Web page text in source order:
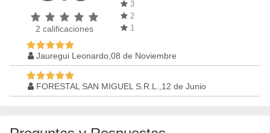
2 calificaciones
3
2
1
Jauregui Leonardo,08 de Noviembre
FORESTAL SAN MIGUEL S.R.L.,12 de Junio